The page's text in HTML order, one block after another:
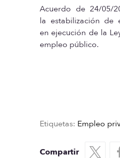
Acuerdo de 24/05/
la estabilización de
en ejecución de la
empleo público.
Etiquetas: Empleo
Compartir